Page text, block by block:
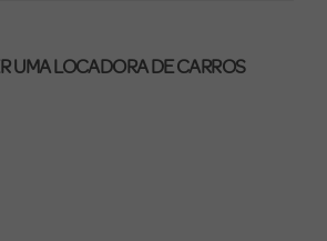
UMA LOCADORA DE CARROS